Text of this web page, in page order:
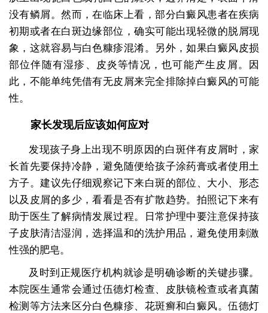
没有鳞屑。然而，在临床上看，部分白癜风患者在疾病
初期或者在白斑边缘部位，确实可能出现轻微的脱屑现
象，这就容易与白色糠疹混淆。另外，如果白癜风皮损
部位伴随有湿疹、皮炎等情况，也可能产生皮屑。因
此，不能单纯凭借有无皮屑来完全排除掉白癜风的可能
性。
家长发现后应该如何应对
发现孩子身上出现不明原因的白斑伴有皮屑时，家
长首先要保持冷静，避免随便给孩子涂药膏或者使用土
方子。建议先仔细观察记下来白斑的部位、大小、形态
以及皮屑的多少，看看是否有扩散趋势。拍照记下来有
助于医生了解病情发展过程。日常护理中要注意保持孩
子皮肤清洁湿润，选择温和的洗护用品，避免使用刺激
性强的肥皂。
及时到正规医疗机构就诊是明确诊断的关键步骤。
本院医生通常会通过伍德灯检查、皮肤镜检查或者真菌
检测等方法来区分白色糠疹、花斑癣和白癜风。伍德灯